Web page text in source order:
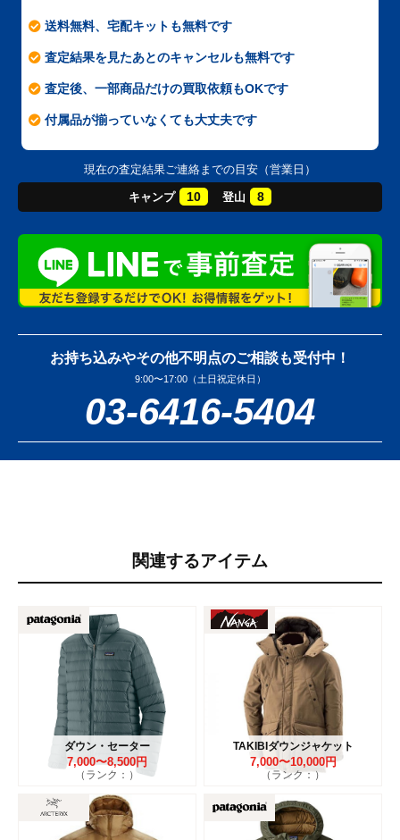
送料無料、宅配キットも無料です
査定結果を見たあとのキャンセルも無料です
査定後、一部商品だけの買取依頼もOKです
付属品が揃っていなくても大丈夫です
現在の査定結果ご連絡までの目安（営業日）
キャンプ 10 登山 8
お持ち込みやその他不明点のご相談も受付中！
9:00〜17:00（土日祝定休日）
03-6416-5404
関連するアイテム
ダウン・セーター
7,000〜8,500円
（ランク：）
TAKIBIダウンジャケット
7,000〜10,000円
（ランク：）